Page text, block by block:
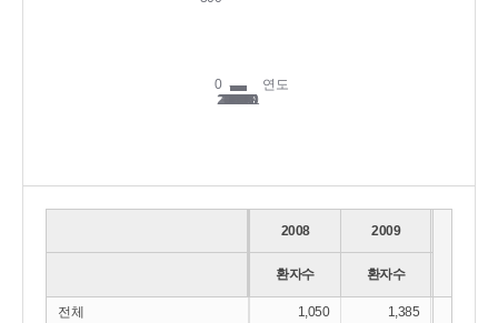
전체
2008 2009
환자수 환자수
1,050 1,385